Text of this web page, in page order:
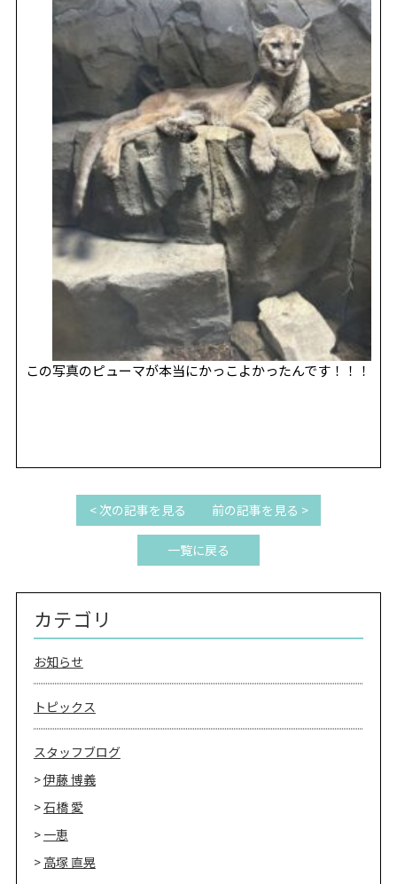
この写真のピューマが本当にかっこよかったんです！！！
< 次の記事を見る
一覧に戻る
前の記事を見る >
カテゴリ
お知らせ
トピックス
スタッフブログ
伊藤 博義
石橋 愛
一恵
高塚 直晃